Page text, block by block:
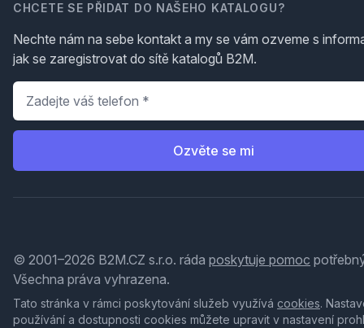
CHCETE SE PŘIDAT DO NAŠEHO KATALOGU?
Nechte nám na sebe kontakt a my se vám ozveme s
jak se zaregistrovat do sítě katalogů B2M.
Telefon
Ozvěte se mi
© 2001–2026 B2M.CZ s.r.o. ráda poskytuje pomoc
Všechna práva vyhrazena.
Tato stránka v rámci poskytování služeb využívá cookies.
používání a dostupnosti cookies můžete upravit v nastavení